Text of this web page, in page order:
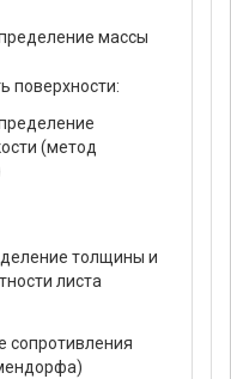
массы
поверхности:
(метод
толщины и
листа
сопротивления